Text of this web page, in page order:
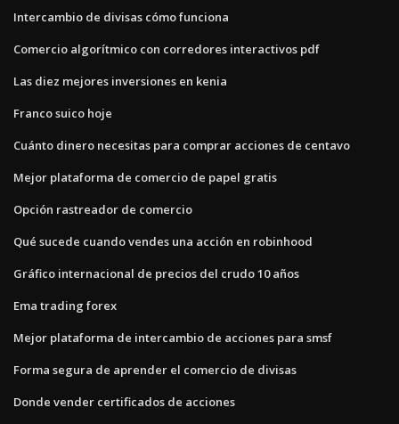
Intercambio de divisas cómo funciona
Comercio algorítmico con corredores interactivos pdf
Las diez mejores inversiones en kenia
Franco suico hoje
Cuánto dinero necesitas para comprar acciones de centavo
Mejor plataforma de comercio de papel gratis
Opción rastreador de comercio
Qué sucede cuando vendes una acción en robinhood
Gráfico internacional de precios del crudo 10 años
Ema trading forex
Mejor plataforma de intercambio de acciones para smsf
Forma segura de aprender el comercio de divisas
Donde vender certificados de acciones